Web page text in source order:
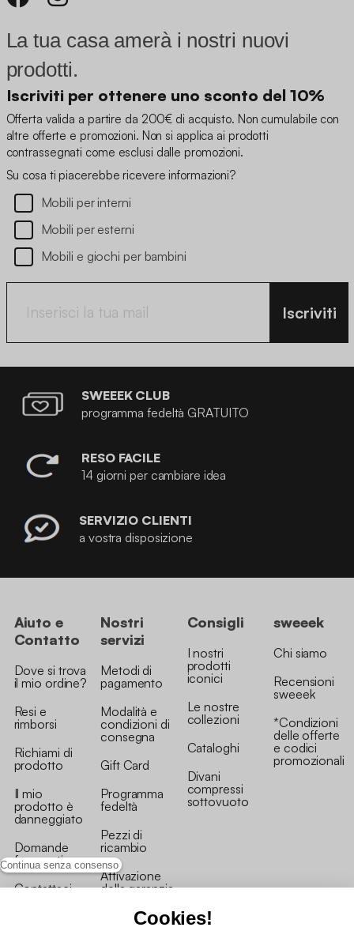
Continua senza consenso
Cookies!
La tua casa amerà i nostri nuovi
prodotti.
Iscriviti per ottenere uno sconto del 10%
Offerta valida a partire da 200€ di acquisto. Non cumulabile con
altre offerte e promozioni. Non si applica ai prodotti
contrassegnati come esclusi dalle promozioni.
Su cosa ti piacerebbe ricevere informazioni?
Mobili per interni
Mobili per esterni
Mobili e giochi per bambini
Iscriviti
SWEEEK CLUB
programma fedeltà GRATUITO
RESO FACILE
14 giorni per cambiare idea
SERVIZIO CLIENTI
a vostra disposizione
Aiuto e
Contatto
Dove si trova
il mio ordine?
Resi e
rimborsi
Richiami di
prodotto
Il mio
prodotto è
danneggiato
Domande
frequenti
Contattaci
Nostri
servizi
Metodi di
pagamento
Modalità e
condizioni di
consegna
Gift Card
Programma
fedeltà
Pezzi di
ricambio
Attivazione
della garanzia
Consigli
I nostri
prodotti
iconici
Le nostre
collezioni
Cataloghi
Divani
compressi
sottovuoto
sweeek
Chi siamo
Recensioni
sweeek
*Condizioni
delle offerte
e codici
promozionali